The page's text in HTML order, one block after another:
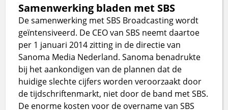
Samenwerking bladen met SBS
De samenwerking met SBS Broadcasting wordt
geïntensiveerd. De CEO van SBS neemt daartoe
per 1 januari 2014 zitting in de directie van
Sanoma Media Nederland. Sanoma benadrukte
bij het aankondigen van de plannen dat de
huidige slechte cijfers worden veroorzaakt door
de tijdschriftenmarkt, niet door de band met SBS.
De enorme kosten voor de overname van SBS